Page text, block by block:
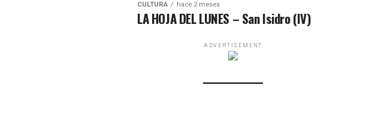
CULTURA hace 2 meses
LA HOJA DEL LUNES – San Isidro (IV)
ADVERTISEMENT